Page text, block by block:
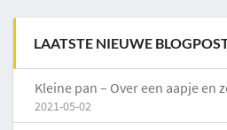
LAATSTE NIEUWE
Kleine pan – Over een aapje en
2021-05-02